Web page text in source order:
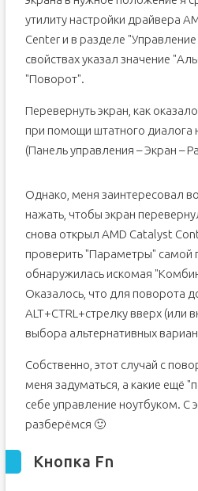
утилиту настройки драйвера
Center и в разделе
свойствах указал значение
"Поворот".
Перевернуть экран, как
при помощи штатного диалога
(Панель управления – Экран –
Однако, меня заинтересовал
нажать, чтобы экран
снова открыл AMD Catalyst
проверить "Параметры"
обнаружилась искомая
Оказалось, что для поворота
ALT+CTRL+стрелку вверх (или
выбора альтернативных
Собственно, этот случай с
меня задуматься, а какие ещё
себе управление ноутбуком. С
разберёмся 🙂
Кнопка Fn